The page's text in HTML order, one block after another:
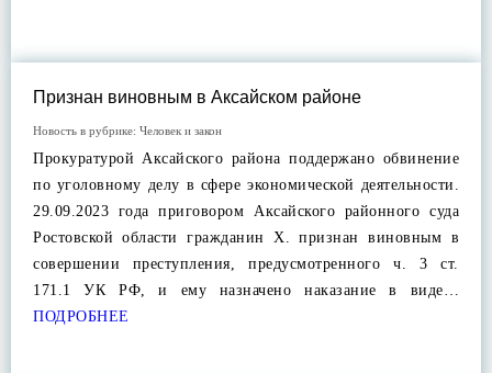
Признан виновным в Аксайском районе
Новость в рубрике: Человек и закон
Прокуратурой Аксайского района поддержано обвинение
по уголовному делу в сфере экономической деятельности.
29.09.2023 года приговором Аксайского районного суда
Ростовской области гражданин X. признан виновным в
совершении преступления, предусмотренного ч. 3 ст.
171.1 УК РФ, и ему назначено наказание в виде…
ПОДРОБНЕЕ